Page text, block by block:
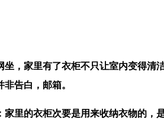
，家里有了衣柜不只让室内变得清
告白，邮箱。
里的衣柜次要是用来收纳衣物的，